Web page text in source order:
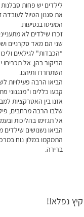
לילדים יש פחות
את סגנון הטיול לעובדה
המעיטו בנסיעות.
זכרו שילדים לא
שני הם מאד סקרניים
“הכבדות" לגילאים
הביקור בהן, אל תכריחו
השתחררו ותיהנו.
הביאו הרבה פעילויות
קבעו כללים ו"מנגנוני
אזנו בין האטרקציות
שלבו הרבה מרחבים,
אל תגזימו בהליכות
הביאו נשנושים שילדים
התמקמו במלון נוח
ברירה.
קיץ נפלא!!